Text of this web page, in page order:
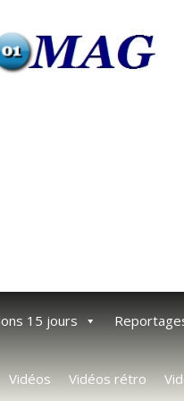
15 jours
Vidéos Vidéos rétro